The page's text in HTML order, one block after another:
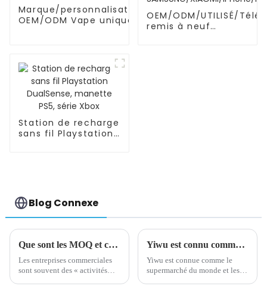
Marque/personnalisation
OEM/ODM Vape unique
OEM/ODM/UTILISÉ/
remis à neuf
Station de recharge
sans fil Playstation
Blog Connexe
Que sont les MOQ et comment sont-ils calculés ?
Les entreprises commerciales
sont souvent des « activités
Yiwu est connu comme le supermarché du monde
Yiwu est connue comme le
supermarché du monde et les